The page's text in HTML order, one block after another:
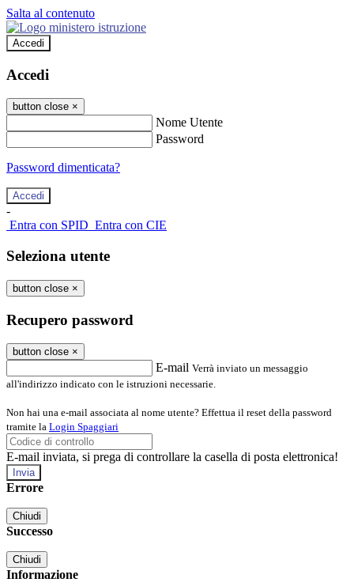
Salta al contenuto
Accedi
Accedi
button close ×
Nome Utente
Password
Password dimenticata?
-
Entra con SPID Entra con CIE
Seleziona utente
button close ×
Recupero password
button close ×
E-mail Verrà inviato un messaggio
all'indirizzo indicato con le istruzioni necessarie.
Non hai una e-mail associata al nome utente? Effettua il reset della password
tramite la Login Spaggiari
E-mail inviata, si prega di controllare la casella di posta elettronica!
Errore
Chiudi
Successo
Chiudi
Informazione